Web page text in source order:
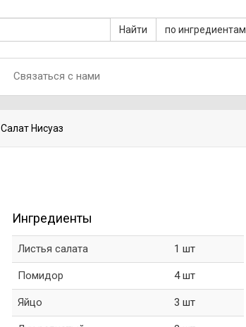
Найти по ингредиентам
Связаться с нами
Салат Нисуаз
Ингредиенты
Листья салата 1 шт
Помидор 4 шт
Яйцо 3 шт